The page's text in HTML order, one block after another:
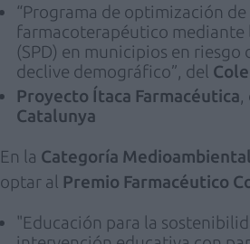
“Programa de optimización
farmacoterapéutico mediante
(SPD) en municipios en
declive demográfico”, del
Proyecto Ítaca Farmacéutica,
Catalunya
En la Categoría
optar al Premio Farmacéutico
"Educación para la